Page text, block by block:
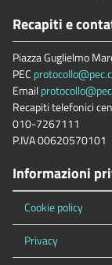
Recapiti e
Piazza Guglielmo
PEC
Email
Recapiti telefonici
010-7267111
P.IVA 00620570101
Informazioni
Cookie policy
Privacy